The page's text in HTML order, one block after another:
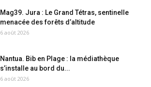
Mag39. Jura : Le Grand Tétras, sentinelle
menacée des forêts d’altitude
6 août 2026
Nantua. Bib en Plage : la médiathèque
s’installe au bord du...
6 août 2026